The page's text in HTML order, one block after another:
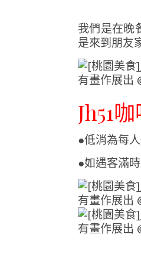
我們是在晚
是來到朋友
Jh51
●低消為每
●如遇客滿